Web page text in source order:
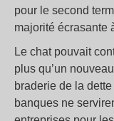
pour le second
majorité écrasante
Le chat pouvait
plus qu’un
braderie de la
banques ne